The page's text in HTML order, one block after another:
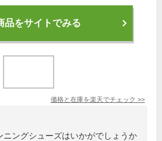
品をサイトでみる
価格と在庫を楽天でチェック >>
ニングシューズはいかがでしょうか